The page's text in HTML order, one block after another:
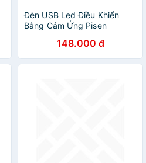
Đèn USB Led Điều Khiển
Bằng Cảm Ứng Pisen
148.000 đ